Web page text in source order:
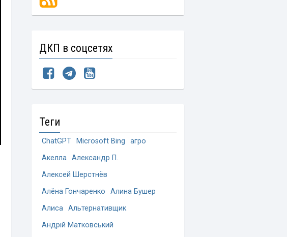
ДКП в соцсетях
Теги
ChatGPT Microsoft Bing
агро
Акелла Александр П.
Алексей Шерстнёв
Алёна Гончаренко
Алина Бушер
Алиса Альтернативщик
Андрій Матковський